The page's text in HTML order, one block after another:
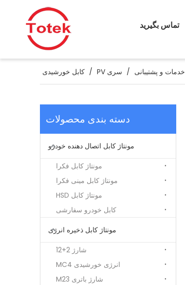
تماس بگیرید
خدمات و پشتیبانی / سری PV / کابل خورشیدی
دسته بندی محصولات
مونتاژ کابل اتصال دهنده خودرو
مونتاژ کابل فکرا
مونتاژ کابل مینی فکرا
مونتاژ کابل HSD
کابل خودرو سفارشی
مونتاژ کابل ذخیره انرژی
شارژ 2+12
انرژی خورشیدی MC4
شارژ باتری M23